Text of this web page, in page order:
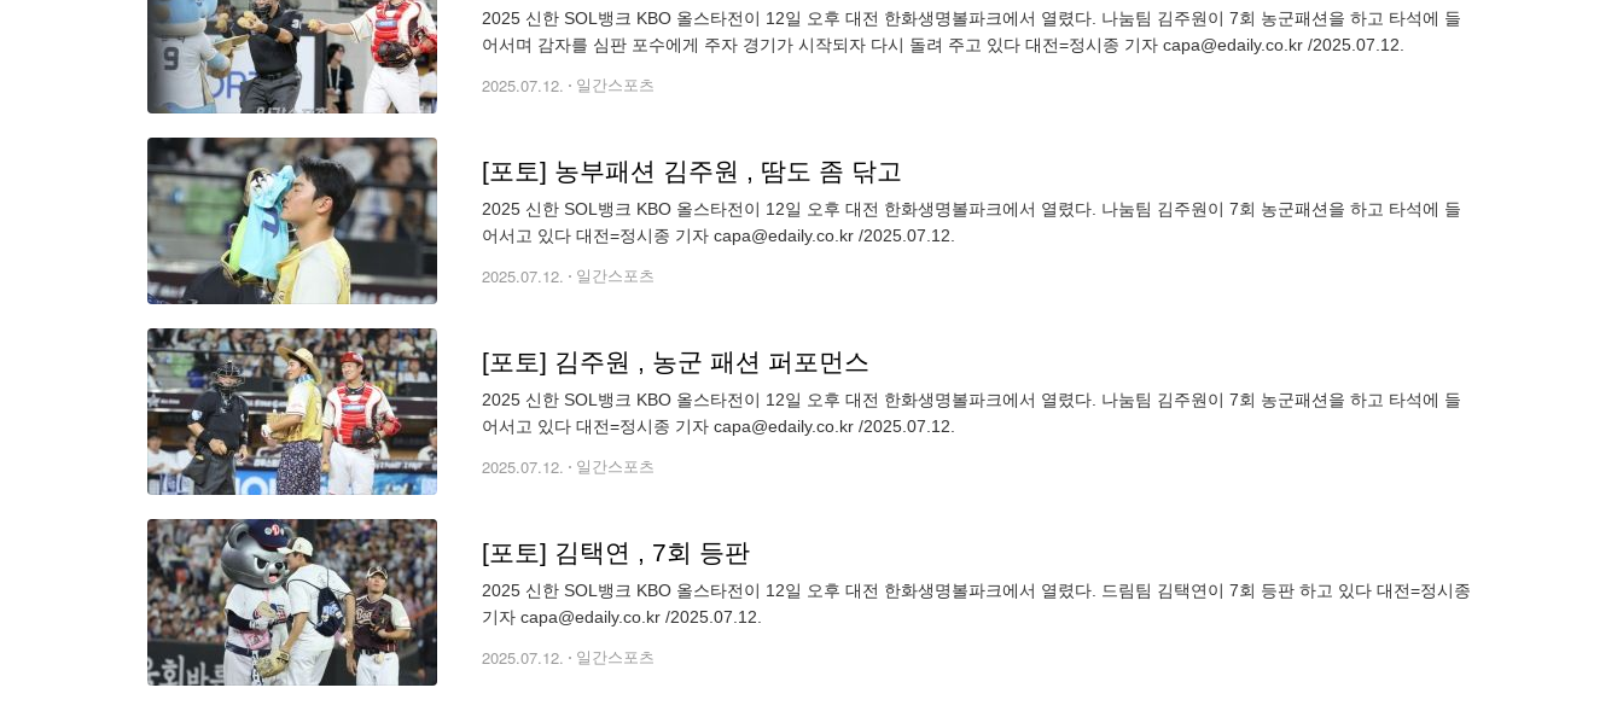
2025 신한 SOL뱅크 KBO 올스타전이 12일 오후 대전 한화생명볼파크에서 열렸다. 나눔팀 김주원이 7회 농군패션을 하고 타석에 들
어서며 감자를 심판 포수에게 주자 경기가 시작되자 다시 돌려 주고 있다 대전=정시종 기자 capa@edaily.co.kr /2025.07.12.
2025.07.12. 일간스포츠
[포토] 농부패션 김주원 , 땀도 좀 닦고
2025 신한 SOL뱅크 KBO 올스타전이 12일 오후 대전 한화생명볼파크에서 열렸다. 나눔팀 김주원이 7회 농군패션을 하고 타석에 들
어서고 있다 대전=정시종 기자 capa@edaily.co.kr /2025.07.12.
2025.07.12. 일간스포츠
[포토] 김주원 , 농군 패션 퍼포먼스
2025 신한 SOL뱅크 KBO 올스타전이 12일 오후 대전 한화생명볼파크에서 열렸다. 나눔팀 김주원이 7회 농군패션을 하고 타석에 들
어서고 있다 대전=정시종 기자 capa@edaily.co.kr /2025.07.12.
2025.07.12. 일간스포츠
[포토] 김택연 , 7회 등판
2025 신한 SOL뱅크 KBO 올스타전이 12일 오후 대전 한화생명볼파크에서 열렸다. 드림팀 김택연이 7회 등판 하고 있다 대전=정시종
기자 capa@edaily.co.kr /2025.07.12.
2025.07.12. 일간스포츠